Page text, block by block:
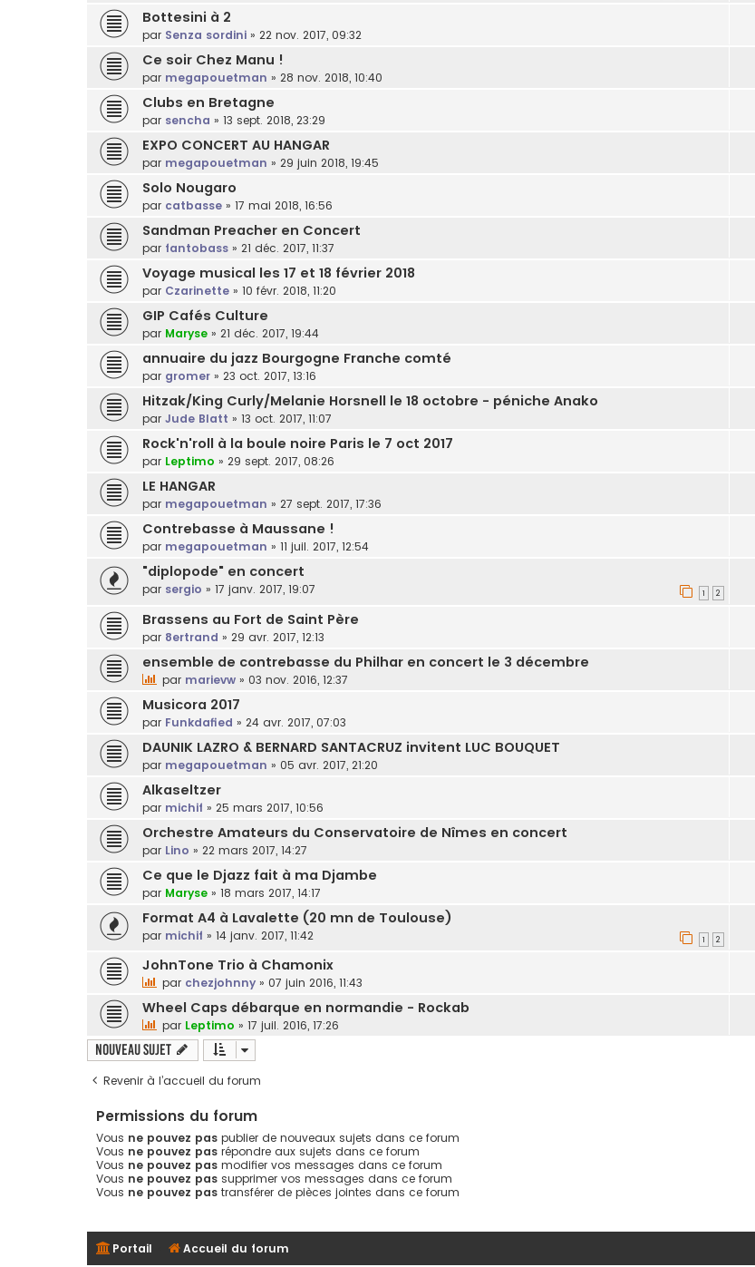
Bottesini à 2
par Senza sordini » 22 nov. 2017, 09:32
Ce soir Chez Manu !
par megapouetman » 28 nov. 2018, 10:40
Clubs en Bretagne
par sencha » 13 sept. 2018, 23:29
EXPO CONCERT AU HANGAR
par megapouetman » 29 juin 2018, 19:45
Solo Nougaro
par catbasse » 17 mai 2018, 16:56
Sandman Preacher en Concert
par fantobass » 21 déc. 2017, 11:37
Voyage musical les 17 et 18 février 2018
par Czarinette » 10 févr. 2018, 11:20
GIP Cafés Culture
par Maryse » 21 déc. 2017, 19:44
annuaire du jazz Bourgogne Franche comté
par gromer » 23 oct. 2017, 13:16
Hitzak/King Curly/Melanie Horsnell le 18 octobre - péniche Anako
par Jude Blatt » 13 oct. 2017, 11:07
Rock'n'roll à la boule noire Paris le 7 oct 2017
par Leptimo » 29 sept. 2017, 08:26
LE HANGAR
par megapouetman » 27 sept. 2017, 17:36
Contrebasse à Maussane !
par megapouetman » 11 juil. 2017, 12:54
"diplopode" en concert
par sergio » 17 janv. 2017, 19:07 1 2
Brassens au Fort de Saint Père
par 8ertrand » 29 avr. 2017, 12:13
ensemble de contrebasse du Philhar en concert le 3 décembre
par marievw » 03 nov. 2016, 12:37
Musicora 2017
par Funkdafied » 24 avr. 2017, 07:03
DAUNIK LAZRO & BERNARD SANTACRUZ invitent LUC BOUQUET
par megapouetman » 05 avr. 2017, 21:20
Alkaseltzer
par michif » 25 mars 2017, 10:56
Orchestre Amateurs du Conservatoire de Nîmes en concert
par Lino » 22 mars 2017, 14:27
Ce que le Djazz fait à ma Djambe
par Maryse » 18 mars 2017, 14:17
Format A4 à Lavalette (20 mn de Toulouse)
par michif » 14 janv. 2017, 11:42 1 2
JohnTone Trio à Chamonix
par chezjohnny » 07 juin 2016, 11:43
Wheel Caps débarque en normandie - Rockab
par Leptimo » 17 juil. 2016, 17:26
Nouveau sujet
Revenir à l’accueil du forum
Permissions du forum
Vous ne pouvez pas publier de nouveaux sujets dans ce forum
Vous ne pouvez pas répondre aux sujets dans ce forum
Vous ne pouvez pas modifier vos messages dans ce forum
Vous ne pouvez pas supprimer vos messages dans ce forum
Vous ne pouvez pas transférer de pièces jointes dans ce forum
Portail Accueil du forum